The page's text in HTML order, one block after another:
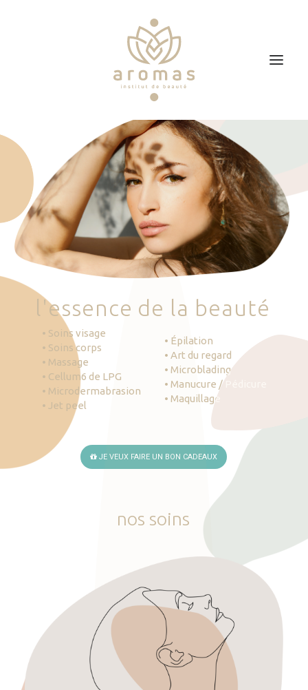
Soins
Je veux faire un bon cadeau
Plan d’accès
Prendre RDV
'essence de la beauté
• Soins visage
• Soins corps
• Massage
• Cellum6 de LPG
• Microdermabrasion
• Jet peel
• Épilation
• Art du regard
• Microblading
• Manucure / Pédicure
• Maquillage
JE VEUX FAIRE UN BON CADEAUX
nos soins